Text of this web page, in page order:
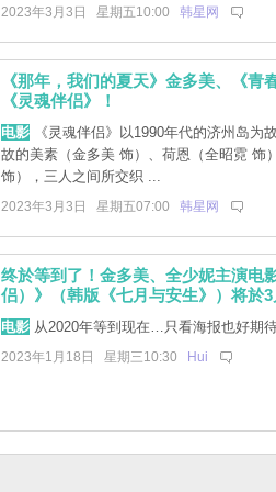
2023年3月3日 星期五10:00 韩星网
《那年，我们的夏天》金多美、《青
《灵魂伴侣》！
电影《灵魂伴侣》以1990年代的济州岛为
故的美素（金多美 饰）、荷恩（全昭霓 饰
饰），三人之间所交织 ...
2023年3月3日 星期五07:00 韩星网
终於等到了！金多美、全少妮主演电
侣）》（韩版《七月与安生》）将於
电影从2020年等到现在…只看海报也好期待
2023年1月18日 星期三10:30 Hui